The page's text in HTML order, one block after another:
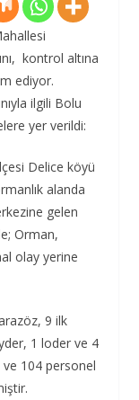
kontrol altına
ediyor.
ilgili Bolu
yer verildi:
Delice köyü
alanda
gelen
Orman,
olay yerine
9 ilk
1 loder ve 4
104 personel